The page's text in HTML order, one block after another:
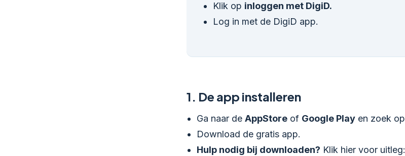
Klik op inloggen met DigiD.
Log in met de DigiD app.
1. De app installeren
Ga naar de AppStoreof Google Playen zoek op
Download de gratis app.
Hulp nodig bij downloaden? Klik hier voor uitleg: